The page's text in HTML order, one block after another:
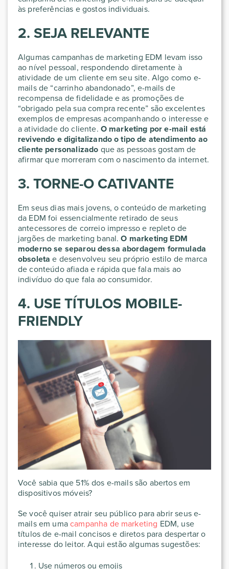
às preferências e gostos individuais.
2. SEJA RELEVANTE
Algumas campanhas de marketing EDM levam isso
ao nível pessoal, respondendo diretamente à
atividade de um cliente em seu site. Algo como e-
mails de “carrinho abandonado”, e-mails de
recompensa de fidelidade e as promoções de
“obrigado pela sua compra recente” são excelentes
exemplos de empresas acompanhando o interesse e
a atividade do cliente. O marketing por e-mail está
revivendo e digitalizando o tipo de atendimento ao
cliente personalizado que as pessoas gostam de
afirmar que morreram com o nascimento da internet.
3. TORNE-O CATIVANTE
Em seus dias mais jovens, o conteúdo de marketing
da EDM foi essencialmente retirado de seus
antecessores de correio impresso e repleto de
jargões de marketing banal. O marketing EDM
moderno se separou dessa abordagem formulada
obsoleta e desenvolveu seu próprio estilo de marca
de conteúdo afiada e rápida que fala mais ao
indivíduo do que fala ao consumidor.
4. USE TÍTULOS MOBILE-
FRIENDLY
Você sabia que 51% dos e-mails são abertos em
dispositivos móveis?
Se você quiser atrair seu público para abrir seus e-
mails em umacampanha de marketing EDM, use
títulos de e-mail concisos e diretos para despertar o
interesse do leitor. Aqui estão algumas sugestões:
Use números ou emojis